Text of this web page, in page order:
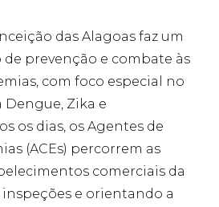
das Alagoas faz um
prevenção e combate às
com foco especial no
Zika e
os dias, os Agentes de
(ACEs) percorrem as
comerciais da
e orientando a